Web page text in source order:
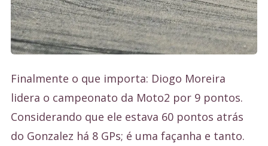
Finalmente o que importa: Diogo Moreira
lidera o campeonato da Moto2 por 9 pontos.
Considerando que ele estava 60 pontos atrás
do Gonzalez há 8 GPs; é uma façanha e tanto.